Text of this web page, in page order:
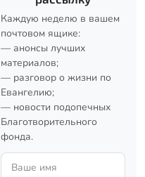
Каждую неделю в вашем
почтовом ящике:
— анонсы лучших
материалов;
— разговор о жизни по
Евангелию;
— новости подопечных
Благотворительного
фонда.